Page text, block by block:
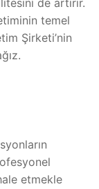
de artırır.
temel
Şirketi’nin
etmekle